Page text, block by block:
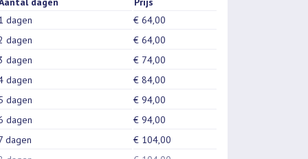
dagen
€ 64,00
dagen
€ 64,00
dagen
€ 74,00
dagen
€ 84,00
dagen
€ 94,00
dagen
€ 94,00
dagen
€ 104,00